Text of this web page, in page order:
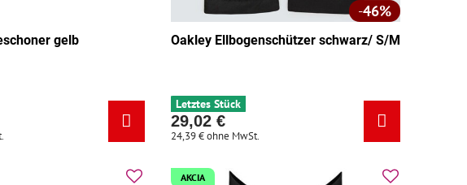
gelb
gelb - Größe:
46%
Oakley Ellbogenschützer schwarz/ S/M
Letztes Stück
29,02 €
24,39 €ohne MwSt.
AKCIA